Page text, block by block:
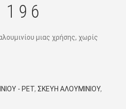
μιας χρήσης, χωρίς
- PET, ΣΚΕΥΗ ΑΛΟΥΜΙΝΙΟΥ,